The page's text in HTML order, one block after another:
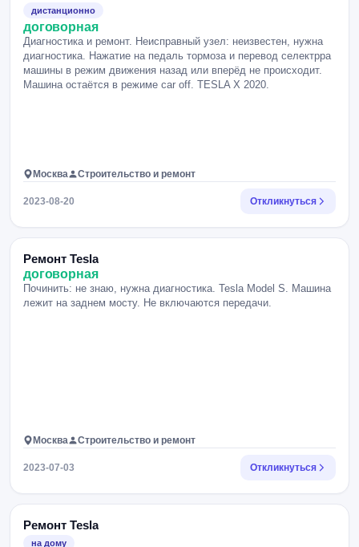
дистанционно
договорная
Диагностика и ремонт. Неисправный узел: неизвестен, нужна
диагностика. Нажатие на педаль тормоза и перевод селектрра
машины в режим движения назад или вперёд не происходит.
Машина остаётся в режиме car off. TESLA X 2020.
Москва Строительство и ремонт
2023-08-20 Откликнуться
Ремонт Tesla
договорная
Починить: не знаю, нужна диагностика. Tesla Model S. Машина
лежит на заднем мосту. Не включаются передачи.
Москва Строительство и ремонт
2023-07-03 Откликнуться
Ремонт Tesla
на дому